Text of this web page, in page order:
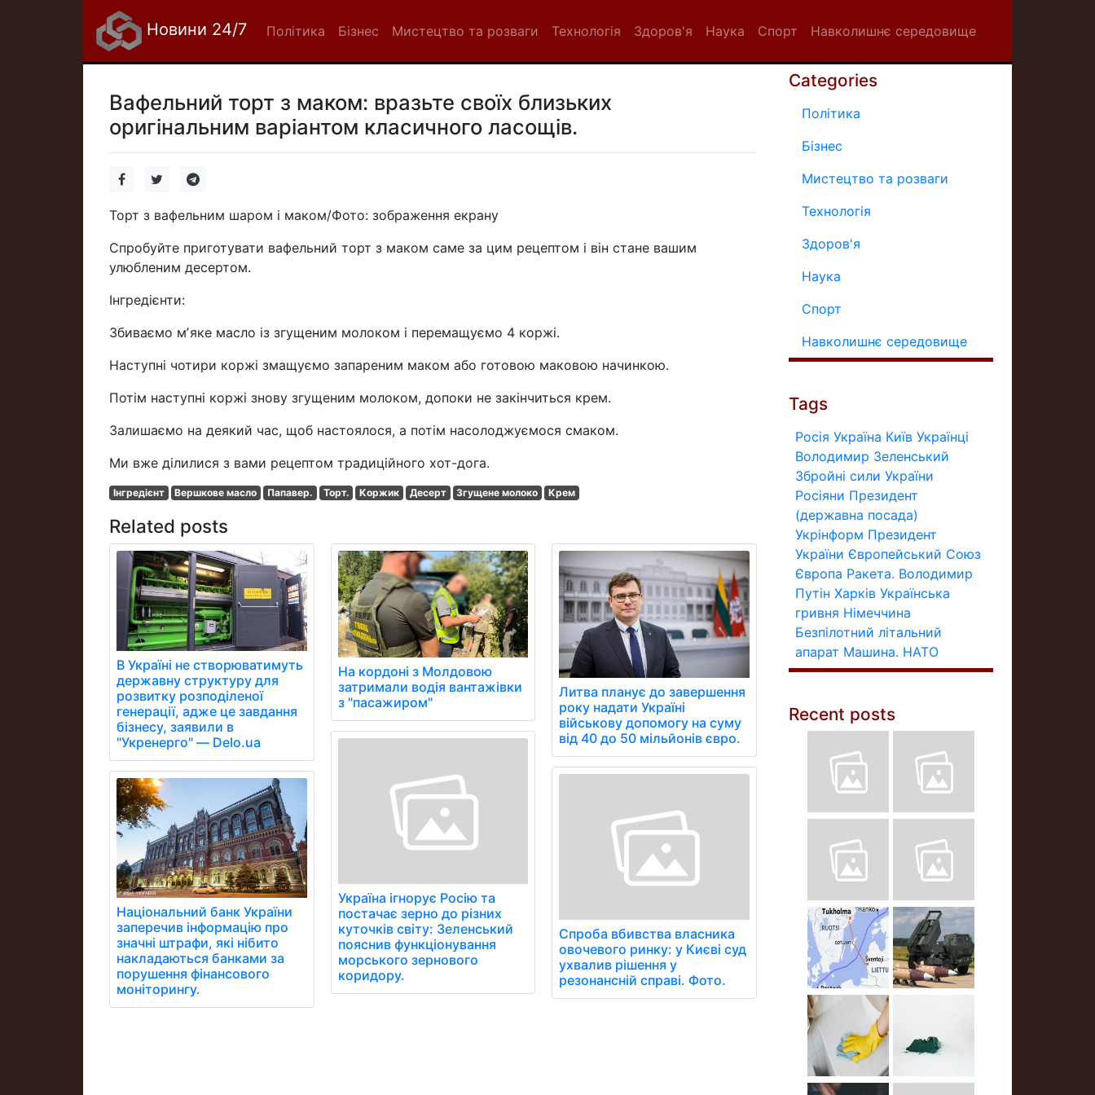
Новини 24/7 Політика Бізнес Мистецтво та розваги Технологія Здоров'я Наука Спорт Навколишнє середовище
Вафельний торт з маком: вразьте своїх близьких
оригінальним варіантом класичного ласощів.
Торт з вафельним шаром і маком/Фото: зображення екрану
Спробуйте приготувати вафельний торт з маком саме за цим рецептом і він стане вашим
улюбленим десертом.
Інгредієнти:
Збиваємо мʼяке масло із згущеним молоком і перемащуємо 4 коржі.
Наступні чотири коржі змащуємо запареним маком або готовою маковою начинкою.
Потім наступні коржі знову згущеним молоком, допоки не закінчиться крем.
Залишаємо на деякий час, щоб настоялося, а потім насолоджуємося смаком.
Ми вже ділилися з вами рецептом традиційного хот-дога.
Інгредієнт Вершкове масло Папавер. Торт. Коржик Десерт Згущене молоко Крем
Related posts
В Україні не створюватимуть
державну структуру для
розвитку розподіленої
генерації, адже це завдання
бізнесу, заявили в
"Укренерго" — Delo.ua
Національний банк України
заперечив інформацію про
значні штрафи, які нібито
накладаються банками за
порушення фінансового
моніторингу.
На кордоні з Молдовою
затримали водія вантажівки
з "пасажиром"
Україна ігнорує Росію та
постачає зерно до різних
куточків світу: Зеленський
пояснив функціонування
морського зернового
коридору.
Литва планує до завершення
року надати Україні
військову допомогу на суму
від 40 до 50 мільйонів євро.
Спроба вбивства власника
овочевого ринку: у Києві суд
ухвалив рішення у
резонансній справі. Фото.
Categories
Політика
Бізнес
Мистецтво та розваги
Технологія
Здоров'я
Наука
Спорт
Навколишнє середовище
Tags
Росія Україна Київ Українці
Володимир Зеленський
Збройні сили України
Росіяни Президент
(державна посада)
Укрінформ Президент
України Європейський Союз
Європа Ракета. Володимир
Путін Харків Українська
гривня Німеччина
Безпілотний літальний
апарат Машина. НАТО
Recent posts